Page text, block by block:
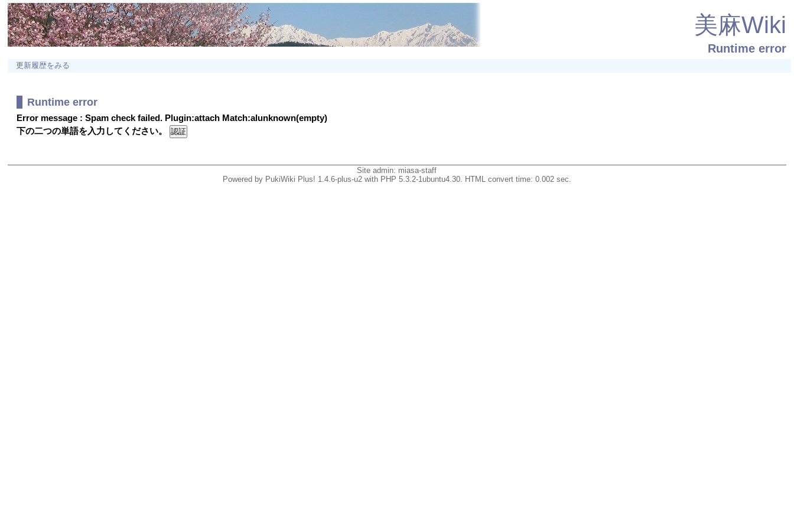
美麻Wiki
Runtime error
更新履歴をみる
Runtime error
Error message : Spam check failed. Plugin:attach Match:alunknown(empty)
下の二つの単語を入力してください。
Site admin: miasa-staff
Powered by PukiWiki Plus! 1.4.6-plus-u2 with PHP 5.3.2-1ubuntu4.30. HTML convert time: 0.002 sec.